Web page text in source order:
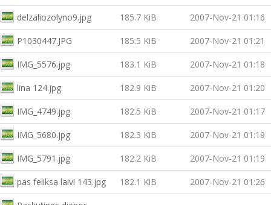
delzaliozolyno9.jpg 185.7 KiB 2007-Nov-21 01:16
P1030447.JPG 185.5 KiB 2007-Nov-21 01:21
IMG_5576.jpg 183.1 KiB 2007-Nov-21 01:18
lina 124.jpg 182.9 KiB 2007-Nov-21 01:20
IMG_4749.jpg 182.5 KiB 2007-Nov-21 01:17
IMG_5680.jpg 182.3 KiB 2007-Nov-21 01:19
IMG_5791.jpg 182.2 KiB 2007-Nov-21 01:19
pas feliksa laivi 143.jpg 182.1 KiB 2007-Nov-21 01:26